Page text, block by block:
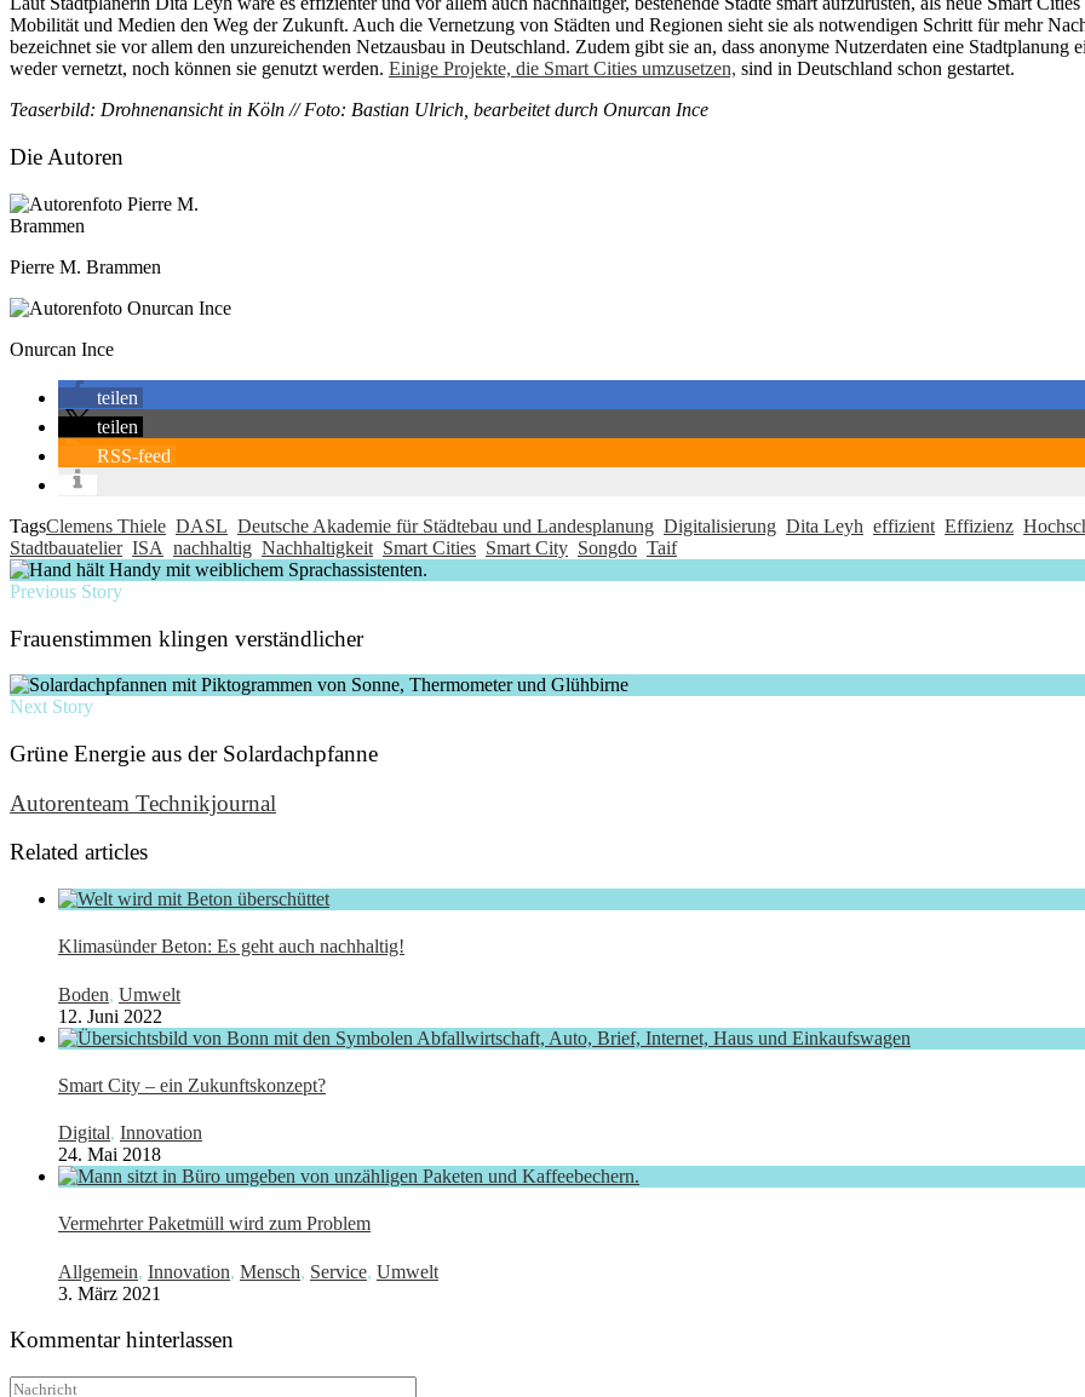
Mobilität und Medien den Weg der Zukunft. Auch die Vernetzung von Städten und Regionen sieht sie als notwendigen Schritt für mehr
bezeichnet sie vor allem den unzureichenden Netzausbau in Deutschland. Zudem gibt sie an, dass anonyme Nutzerdaten eine
weder vernetzt, noch können sie genutzt werden. Einige Projekte, die Smart Cities umzusetzen, sind in Deutschland schon gestartet.
Teaserbild: Drohnenansicht in Köln // Foto: Bastian Ulrich, bearbeitet durch Onurcan Ince
Die Autoren
Pierre M. Brammen
Onurcan Ince
teilen
teilen
RSS-feed
TagsClemens Thiele DASL Deutsche Akademie für Städtebau und Landesplanung Digitalisierung Dita Leyh effizient Effizienz
Stadtbauatelier ISA nachhaltig Nachhaltigkeit Smart Cities Smart City Songdo Taif
Previous Story
Frauenstimmen klingen verständlicher
Next Story
Grüne Energie aus der Solardachpfanne
Autorenteam Technikjournal
Related articles
Klimasünder Beton: Es geht auch nachhaltig!
Boden, Umwelt
12. Juni 2022
Smart City – ein Zukunftskonzept?
Digital, Innovation
24. Mai 2018
Vermehrter Paketmüll wird zum Problem
Allgemein, Innovation, Mensch, Service, Umwelt
3. März 2021
Kommentar hinterlassen